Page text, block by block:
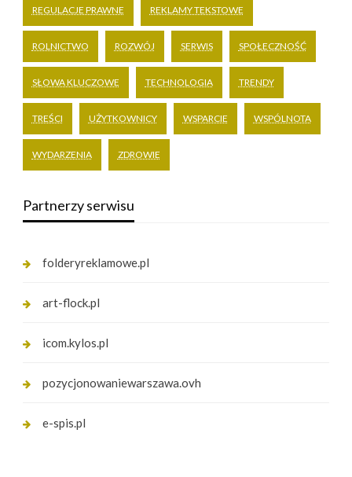
REGULACJE PRAWNE REKLAMY TEKSTOWE
ROLNICTWO ROZWÓJ SERWIS SPOŁECZNOŚĆ
SŁOWA KLUCZOWE TECHNOLOGIA TRENDY
TREŚCI UŻYTKOWNICY WSPARCIE WSPÓLNOTA
WYDARZENIA ZDROWIE
Partnerzy serwisu
folderyreklamowe.pl
art-flock.pl
icom.kylos.pl
pozycjonowaniewarszawa.ovh
e-spis.pl